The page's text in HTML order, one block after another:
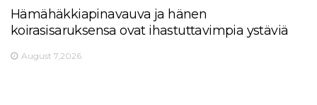
Hämähäkkiapinavauva ja hänen
koirasisaruksensa ovat ihastuttavimpia ystäviä
August 7,2026